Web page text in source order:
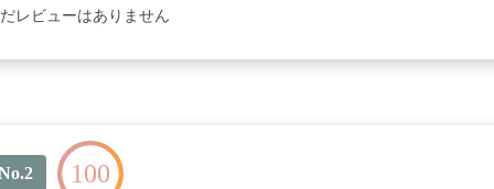
レビューはありません
100